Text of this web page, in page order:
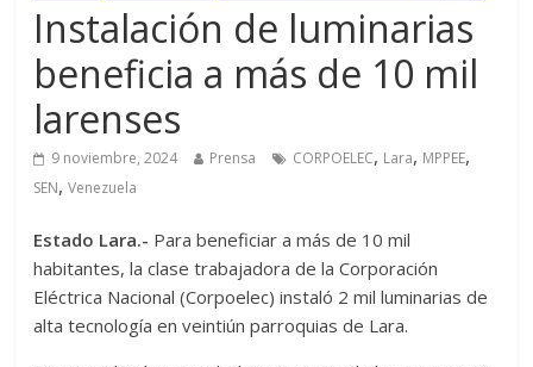
Instalación de luminarias
beneficia a más de 10 mil
larenses
9 noviembre, 2024 Prensa CORPOELEC, Lara, MPPEE,
SEN,Venezuela
Estado Lara.- Para beneficiar a más de 10 mil
habitantes, la clase trabajadora de la Corporación
Eléctrica Nacional (Corpoelec) instaló 2 mil luminarias de
alta tecnología en veintiún parroquias de Lara.